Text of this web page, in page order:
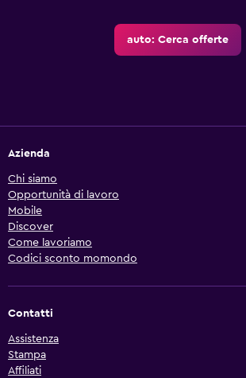
auto: Cerca offerte
Azienda
Chi siamo
Opportunità di lavoro
Mobile
Discover
Come lavoriamo
Codici sconto momondo
Contatti
Assistenza
Stampa
Affiliati